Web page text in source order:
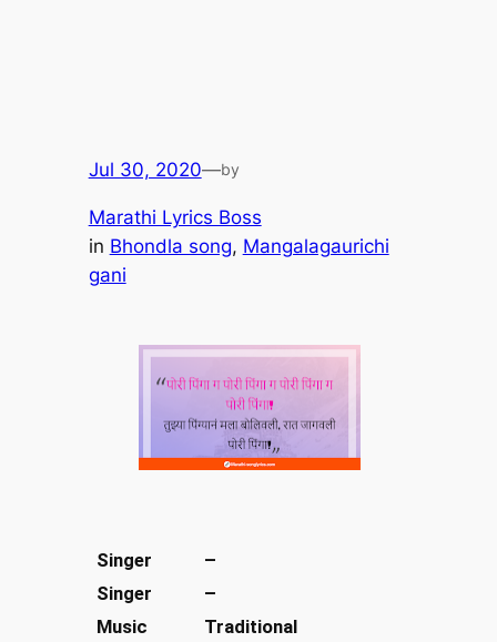
Jul 30, 2020—by
Marathi Lyrics Boss
in Bhondla song, Mangalagaurichi
gani
Singer
–
Singer
–
Music
Traditional